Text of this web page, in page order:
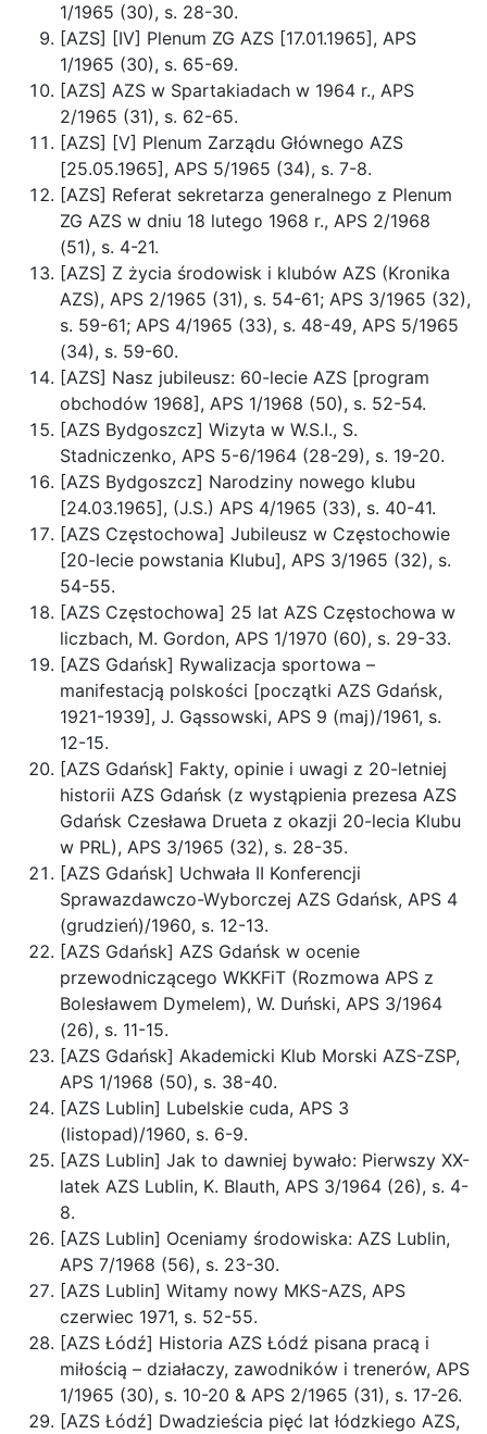
1/1965 (30), s. 28-30.
[AZS] [IV] Plenum ZG AZS [17.01.1965], APS
1/1965 (30), s. 65-69.
[AZS] AZS w Spartakiadach w 1964 r., APS
2/1965 (31), s. 62-65.
[AZS] [V] Plenum Zarządu Głównego AZS
[25.05.1965], APS 5/1965 (34), s. 7-8.
[AZS] Referat sekretarza generalnego z Plenum
ZG AZS w dniu 18 lutego 1968 r., APS 2/1968
(51), s. 4-21.
[AZS] Z życia środowisk i klubów AZS (Kronika
AZS), APS 2/1965 (31), s. 54-61; APS 3/1965 (32),
s. 59-61; APS 4/1965 (33), s. 48-49, APS 5/1965
(34), s. 59-60.
[AZS] Nasz jubileusz: 60-lecie AZS [program
obchodów 1968], APS 1/1968 (50), s. 52-54.
[AZS Bydgoszcz] Wizyta w W.S.I., S.
Stadniczenko, APS 5-6/1964 (28-29), s. 19-20.
[AZS Bydgoszcz] Narodziny nowego klubu
[24.03.1965], (J.S.) APS 4/1965 (33), s. 40-41.
[AZS Częstochowa] Jubileusz w Częstochowie
[20-lecie powstania Klubu], APS 3/1965 (32), s.
54-55.
[AZS Częstochowa] 25 lat AZS Częstochowa w
liczbach, M. Gordon, APS 1/1970 (60), s. 29-33.
[AZS Gdańsk] Rywalizacja sportowa –
manifestacją polskości [początki AZS Gdańsk,
1921-1939], J. Gąssowski, APS 9 (maj)/1961, s.
12-15.
[AZS Gdańsk] Fakty, opinie i uwagi z 20-letniej
historii AZS Gdańsk (z wystąpienia prezesa AZS
Gdańsk Czesława Drueta z okazji 20-lecia Klubu
w PRL), APS 3/1965 (32), s. 28-35.
[AZS Gdańsk] Uchwała II Konferencji
Sprawazdawczo-Wyborczej AZS Gdańsk, APS 4
(grudzień)/1960, s. 12-13.
[AZS Gdańsk] AZS Gdańsk w ocenie
przewodniczącego WKKFiT (Rozmowa APS z
Bolesławem Dymelem), W. Duński, APS 3/1964
(26), s. 11-15.
[AZS Gdańsk] Akademicki Klub Morski AZS-ZSP,
APS 1/1968 (50), s. 38-40.
[AZS Lublin] Lubelskie cuda, APS 3
(listopad)/1960, s. 6-9.
[AZS Lublin] Jak to dawniej bywało: Pierwszy XX-
latek AZS Lublin, K. Blauth, APS 3/1964 (26), s. 4-
8.
[AZS Lublin] Oceniamy środowiska: AZS Lublin,
APS 7/1968 (56), s. 23-30.
[AZS Lublin] Witamy nowy MKS-AZS, APS
czerwiec 1971, s. 52-55.
[AZS Łódź] Historia AZS Łódź pisana pracą i
miłością – działaczy, zawodników i trenerów, APS
1/1965 (30), s. 10-20 & APS 2/1965 (31), s. 17-26.
[AZS Łódź] Dwadzieścia pięć lat łódzkiego AZS,